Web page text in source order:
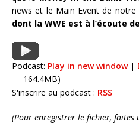
news et le Main Event de notre
dont la WWE est à l’écoute
Podcast: Play in new window|
— 164.4MB)
S'inscrire au podcast : RSS
(Pour enregistrer le fichier, faites